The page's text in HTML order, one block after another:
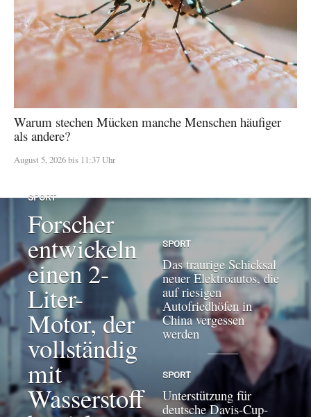
Warum stechen Mücken manche Menschen häufiger
als andere?
August 5, 2026 bis 11:37 Uhr
SPORT
Forscher
entwickeln
einen 2-
Liter-
Motor, der
vollständig
mit
Wasserstoff
SPORT
Das traurige Schicksal
neuer Elektroautos, die
auf riesigen
Autofriedhöfen in
China vergessen
werden
SPORT
Unterstützung für
deutsche Davis-Cup-